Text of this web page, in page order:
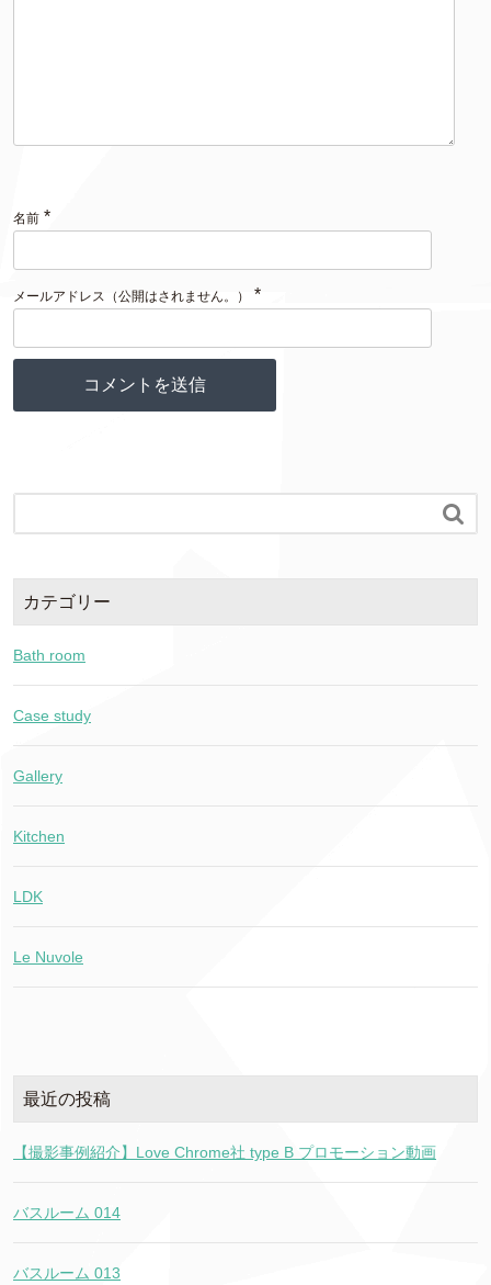
名前 *
メールアドレス（公開はされません。） *

カテゴリー
Bath room
Case study
Gallery
Kitchen
LDK
Le Nuvole
最近の投稿
【撮影事例紹介】Love Chrome社 type B プロモーション動画
バスルーム 014
バスルーム 013